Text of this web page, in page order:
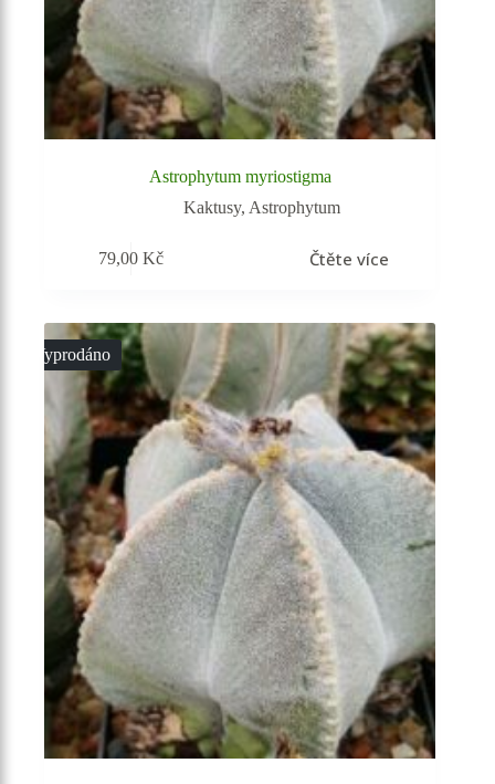
Astrophytum myriostigma
Kaktusy, Astrophytum
79,00Kč Čtěte více
Vyprodáno